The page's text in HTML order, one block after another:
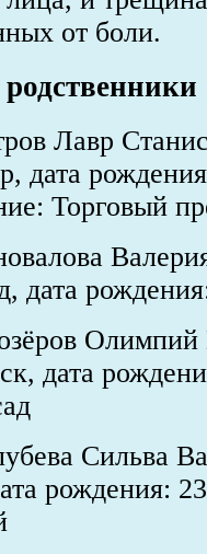
от боли.
Лавр
дата
Торговый
дата
дата
Сильва
рождения: